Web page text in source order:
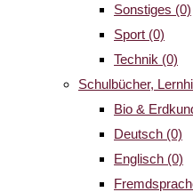
Sonstiges (0)
Sport (0)
Technik (0)
Schulbücher,
Bio &
Deutsch (0)
Englisch (0)